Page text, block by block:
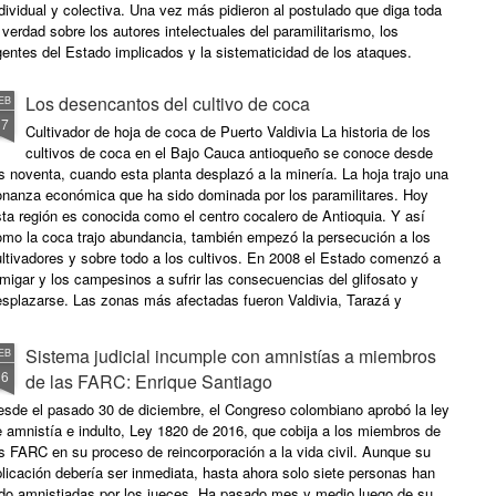
y colectiva. Una vez más pidieron al postulado que diga toda
sobre los autores intelectuales del paramilitarismo, los
del Estado implicados y la sistematicidad de los ataques.
de derechos humanos, están el asesinato del periodista y
Jaime Garzón Forero; el asesinato de los esposos Elsa
y Mario Calderón, investigadores del Cinep y activistas de la
Reserva Natural del Sumapaz; el secuestro de la
Piedad Córdoba; y las agresiones (secuestro, bomba y
contra miembros del Instituto Popular de Capacitación —
Por Agencia de Prensa IPC
Los desencantos del cultivo de coca
Cultivador de hoja de coca de Puerto Valdivia La historia de los
cultivos de coca en el Bajo Cauca antioqueño se conoce desde
noventa, cuando esta planta desplazó a la minería. La hoja trajo una
económica que ha sido dominada por los paramilitares. Hoy
región es conocida como el centro cocalero de Antioquia. Y así
la coca trajo abundancia, también empezó la persecución a los
y sobre todo a los cultivos. En 2008 el Estado comenzó a
y los campesinos a sufrir las consecuencias del glifosato y
Las zonas más afectadas fueron Valdivia, Tarazá y
y bloqueó la vía al mar, por lo que el Estado tuvo que
los ojos allí. Desde esa época se han dado intentos de
concertada. Después del paro, llegaron algunos proyectos
los campesinos, como el cacao y el plátano, y el Gobierno firmó
acuerdo en el que suspendía las fumigaciones aéreas. El Estado y
Unidas entregaron semillas e insumos a los campesinos pero
acompañaron el proceso, por lo que el cultivo de coca siguió, incluso
Por Agencia Prensa Rural
Sistema judicial incumple con amnistías a miembros
de las FARC: Enrique Santiago
el pasado 30 de diciembre, el Congreso colombiano aprobó la ley
amnistía e indulto, Ley 1820 de 2016, que cobija a los miembros de
FARC en su proceso de reincorporación a la vida civil. Aunque su
debería ser inmediata, hasta ahora solo siete personas han